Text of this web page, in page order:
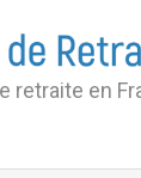
retraite en